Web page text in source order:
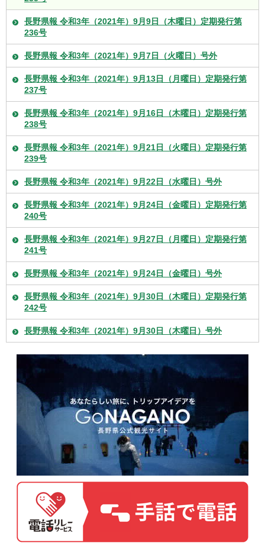
長野県報 令和3年（2021年）9月9日（木曜日）定期発行第
236号
長野県報 令和3年（2021年）9月7日（火曜日）号外
長野県報 令和3年（2021年）9月13日（月曜日）定期発行第
237号
長野県報 令和3年（2021年）9月16日（木曜日）定期発行第
238号
長野県報 令和3年（2021年）9月21日（火曜日）定期発行第
239号
長野県報 令和3年（2021年）9月22日（水曜日）号外
長野県報 令和3年（2021年）9月24日（金曜日）定期発行第
240号
長野県報 令和3年（2021年）9月27日（月曜日）定期発行第
241号
長野県報 令和3年（2021年）9月24日（金曜日）号外
長野県報 令和3年（2021年）9月30日（木曜日）定期発行第
242号
長野県報 令和3年（2021年）9月30日（木曜日）号外